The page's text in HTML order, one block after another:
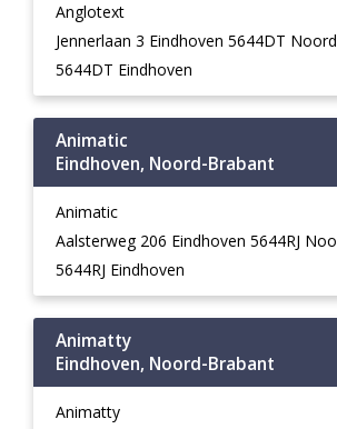
Anglotext
Jennerlaan 3 Eindhoven 5644DT
5644DT Eindhoven
Animatic
Eindhoven, Noord-Brabant
Animatic
Aalsterweg 206 Eindhoven 5644RJ
5644RJ Eindhoven
Animatty
Eindhoven, Noord-Brabant
Animatty